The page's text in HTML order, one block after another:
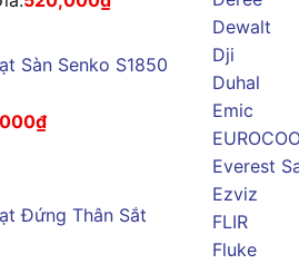
Sàn Senko S1850
₫
Đứng Thân Sắt
Dewalt
Dji
Duhal
Emic
Everest
Ezviz
FLIR
Fluke